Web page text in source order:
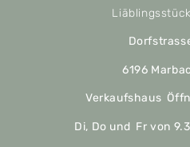
Liäblingsstück
6196
Verkaufshaus
Di, Do und Fr von